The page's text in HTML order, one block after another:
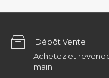
Dépôt Vente
Achetez et
main